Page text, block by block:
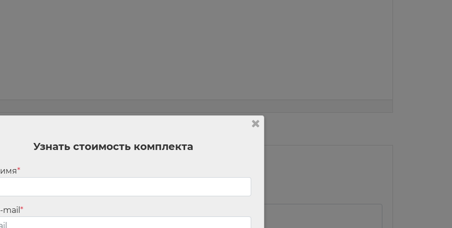
Обязательные поля помечены
Узнать стоимость комплекта
*
*